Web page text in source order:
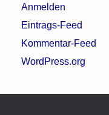
Anmelden
Eintrags-Feed
Kommentar-Feed
WordPress.org